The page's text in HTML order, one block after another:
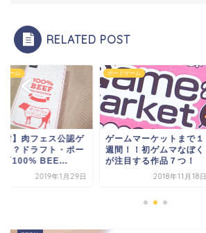
RELATED POST
ゲーム
ムマーケットまで１
！！初ゲムマなぼく
目する作品７つ！
2018年11月18日
ボードゲーム
初めてのゲムマ！資金足
りなすぎた！！ボドゲ沼
が見えたぞ！
2018年11月29日